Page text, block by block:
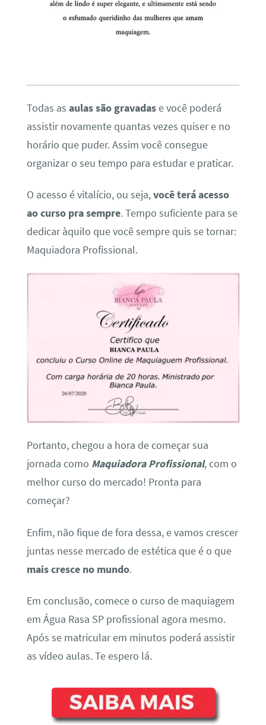
Todas as aulas são gravadase você poderá
assistir novamente quantas vezes quiser e no
horário que puder. Assim você consegue
organizar o seu tempo para estudar e praticar.
O acesso é vitalício, ou seja,você terá acesso
ao curso pra sempre. Tempo suficiente para se
dedicar àquilo que você sempre quis se tornar:
Maquiadora Profissional.
Portanto, chegou a hora de começar sua
jornada como Maquiadora Profissional, com o
melhor curso do mercado! Pronta para
começar?
Enfim, não fique de fora dessa, e vamos crescer
juntas nesse mercado de estética que é o que
mais cresce no mundo.
Em conclusão, comece o curso de maquiagem
em Água Rasa SP profissional agora mesmo.
Após se matricular em minutos poderá assistir
as vídeo aulas. Te espero lá.